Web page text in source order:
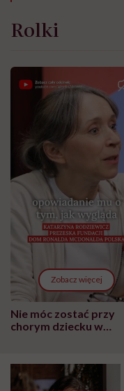
Rolki
Zobacz więcej
Nie móc zostać przy
chorym dziecku w
może chyba tylko
głupota i brak